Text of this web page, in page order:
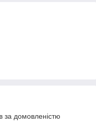
за домовленістю